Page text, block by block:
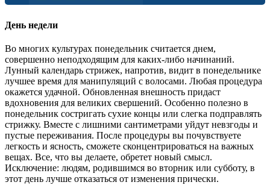
23 24 25 26 27 28
29 30
День недели
Во многих культурах понедельник считается днем,
совершенно неподходящим для каких-либо начинаний.
Лунный календарь стрижек, напротив, видит в понедельнике
лучшее время для манипуляций с волосами. Любая процедура
окажется удачной. Обновленная внешность придаст
вдохновения для великих свершений. Особенно полезно в
понедельник состригать сухие концы или слегка подправлять
стрижку. Вместе с лишними сантиметрами уйдут невзгоды и
пустые переживания. После процедуры вы почувствуете
легкость и ясность, сможете сконцентрироваться на важных
вещах. Все, что вы делаете, обретет новый смысл.
Исключение: людям, родившимся во вторник или субботу, в
этот день лучше отказаться от изменения прически.